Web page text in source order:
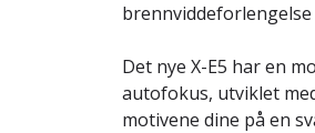
Det nye X-E5 har en
autofokus, utviklet
motivene dine på en